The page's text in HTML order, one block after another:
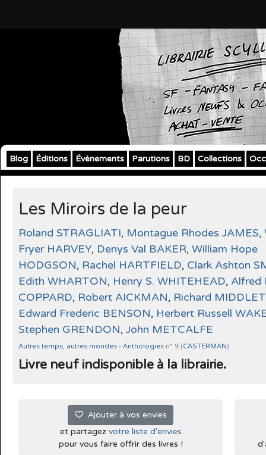
Blog Éditions Évènements Parutions BD Collections
Les Miroirs de la peur
Roland STRAGLIATI, Montague Rhodes JAMES,
Fryer HARVEY, Denys Val BAKER, William Hope
HODGSON, Rachel HARTFIELD, Clark Ashton
Edith WHARTON, Henry S. WHITEHEAD, Alfred
COPPARD, Robert AICKMAN, Richard
Edward Frederic BENSON, Herbert Russell
Stephen GRENDON, John METCALFE
Autres temps, autres mondes - Anthologies n° 9 (CASTERMAN)
Livre neuf indisponible à la librairie.
Ajouter à vos envies
et partagez votre liste d'envies
pour vous faire offrir des livres !